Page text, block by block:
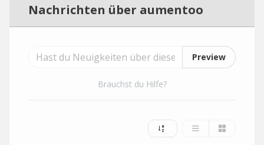
Nachrichten über aumentoo
Preview
Brauchst du Hilfe?